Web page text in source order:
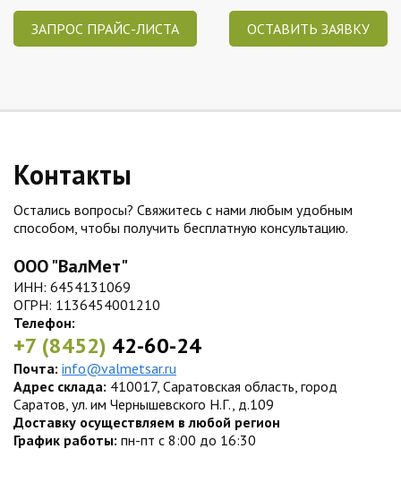
ЗАПРОС ПРАЙС-ЛИСТА ОСТАВИТЬ ЗАЯВКУ
Контакты
Остались вопросы? Свяжитесь с нами любым удобным
способом, чтобы получить бесплатную консультацию.
ООО "ВалМет"
ИНН: 6454131069
ОГРН: 1136454001210
Телефон:
+7 (8452) 42-60-24
Почта: info@valmetsar.ru
Адрес склада: 410017, Саратовская область, город
Саратов, ул. им Чернышевского Н.Г., д.109
Доставку осуществляем в любой регион
График работы: пн-пт с 8:00 до 16:30